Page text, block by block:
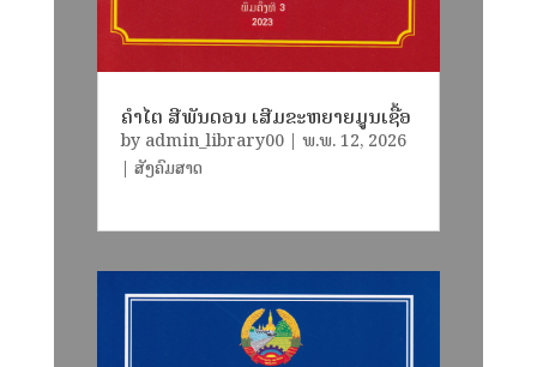
ຄໍາໄຕ ສີພັນດອນ ເສີມຂະຫຍາຍມູນເຊື້ອ
by admin_library00| ພ.ພ. 12, 2026
| ສັງຄົມສາດ